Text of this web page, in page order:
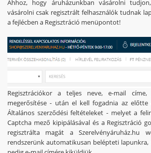
Ahhoz, hogy áruházunkban vásárolni
vásárolni csak regisztrált felhasználók tudnak
a fejlécben a Regisztráció menüpontot!
Regisztrációkor ateljes neve,e-mail címe,
megerősítése - után el kell fogadnia az előtte
Általános szerződési feltételeket - melyet a
Captcha mező kipipálásávalés a Regisztráció
regisztrálta magát a Szerelvényáruház.hu
rendszerünk automatikusan belépteti